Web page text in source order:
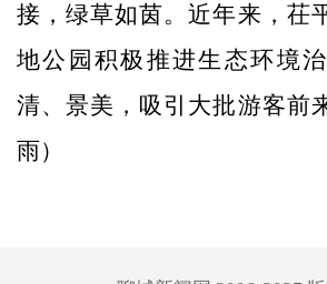
接，绿草如茵。近年来，茌
地公园积极推进生态环境
清、景美，吸引大批游客前
雨）